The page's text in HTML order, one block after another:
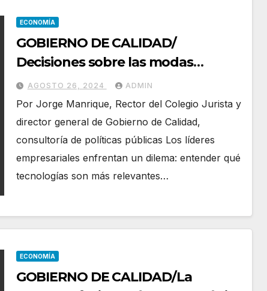
ECONOMÍA
GOBIERNO DE CALIDAD/
Decisiones sobre las modas
tecnológicas
AGOSTO 26, 2024 ADMIN
Por Jorge Manrique, Rector del Colegio Jurista y
director general de Gobierno de Calidad,
consultoría de políticas públicas Los líderes
empresariales enfrentan un dilema: entender qué
tecnologías son más relevantes…
ECONOMÍA
GOBIERNO DE CALIDAD/La